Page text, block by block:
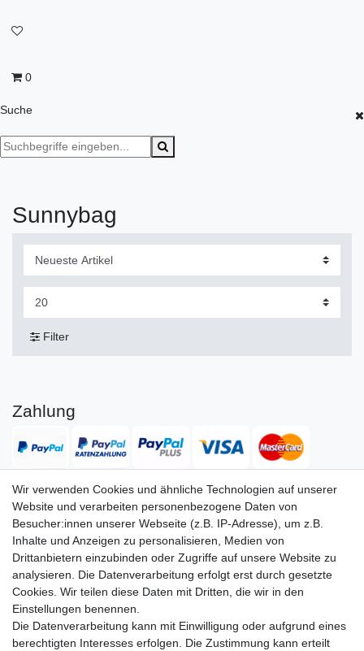
0
Suche
Sunnybag
Filter
Zahlung
Versand
Service Service
Info Info
Kontakt Kontakt
Wir verwenden Cookies und ähnliche Technologien auf unserer
Website und verarbeiten personenbezogene Daten von
Besucher:innen unserer Webseite (z.B. IP-Adresse), um z.B.
Inhalte und Anzeigen zu personalisieren, Medien von
Drittanbietern einzubinden oder Zugriffe auf unsere Website zu
analysieren. Die Datenverarbeitung erfolgt erst durch gesetzte
Cookies. Wir teilen diese Daten mit Dritten, die wir in den
Einstellungen benennen.
Die Datenverarbeitung kann mit Einwilligung oder aufgrund eines
berechtigten Interesses erfolgen. Die Zustimmung kann erteilt